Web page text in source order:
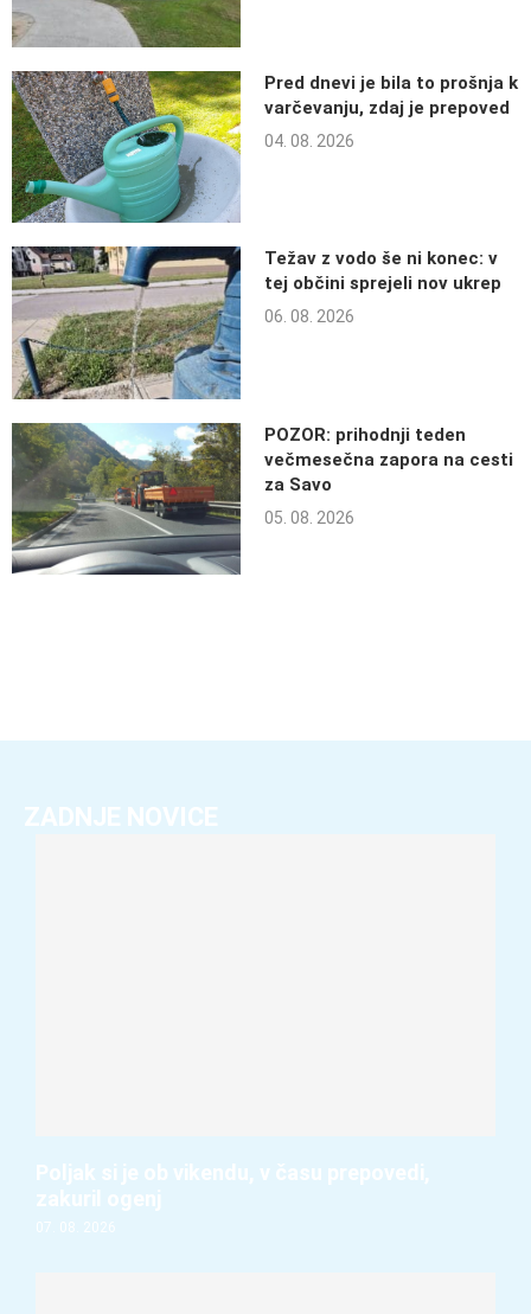
Pred dnevi je bila to prošnja k
varčevanju, zdaj je prepoved
04. 08. 2026
Težav z vodo še ni konec: v
tej občini sprejeli nov ukrep
06. 08. 2026
POZOR: prihodnji teden
večmesečna zapora na cesti
za Savo
05. 08. 2026
ZADNJE NOVICE
Poljak si je ob vikendu, v času prepovedi,
zakuril ogenj
07. 08. 2026